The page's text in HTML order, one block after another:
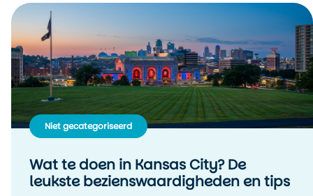
Niet gecategoriseerd
Wat te doen in Kansas City? De
leukste bezienswaardigheden en tips